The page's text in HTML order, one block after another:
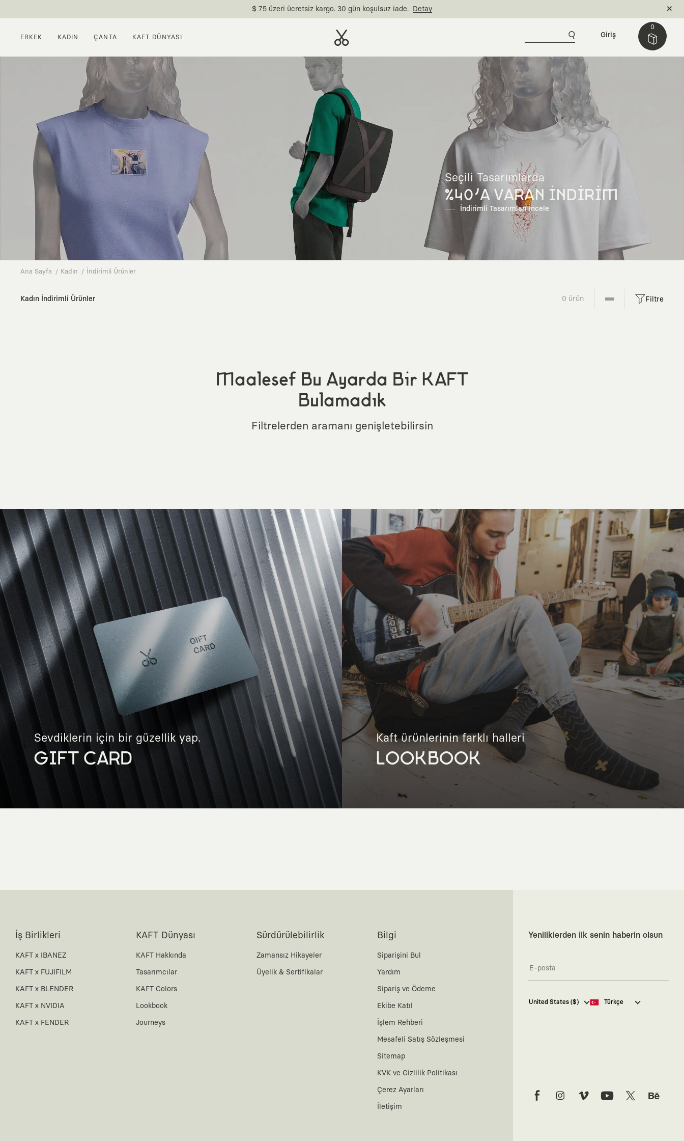
$ 75 üzeri ücretsiz kargo. 30 gün koşulsuz iade. Detay
ERKEK KADIN ÇANTA KAFT DÜNYASI
0
Giriş
Seçili Tasarımlarda
%40'A VARAN İNDİRİM
İndirimli Tasarımları İncele
Ana Sayfa Kadın İndirimli Ürünler
Kadın İndirimli Ürünler 0 ürün Filtre
Maalesef Bu Ayarda Bir KAFT
Bulamadık
Filtrelerden aramanı genişletebilirsin
Sevdiklerin için bir güzellik yap.
GIFT CARD
Kaft ürünlerinin farklı halleri
LOOKBOOK
İş Birlikleri
KAFT x IBANEZ
KAFT x FUJIFILM
KAFT x BLENDER
KAFT x NVIDIA
KAFT x FENDER
KAFT Dünyası
KAFT Hakkında
Tasarımcılar
KAFT Colors
Lookbook
Journeys
Sürdürülebilirlik
Zamansız Hikayeler
Üyelik & Sertifikalar
Bilgi
Siparişini Bul
Yardım
Sipariş ve Ödeme
Ekibe Katıl
İşlem Rehberi
Mesafeli Satış Sözleşmesi
Sitemap
KVK ve Gizlilik Politikası
Çerez Ayarları
İletişim
Yeniliklerden ilk senin haberin olsun
Kaft Tasarım Tekstil Sanayi ve
United States ($) Türkçe